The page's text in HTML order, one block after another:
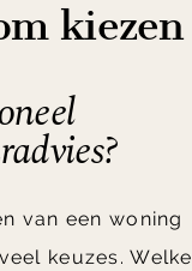
kiezen
van een woning
keuzes. Welke